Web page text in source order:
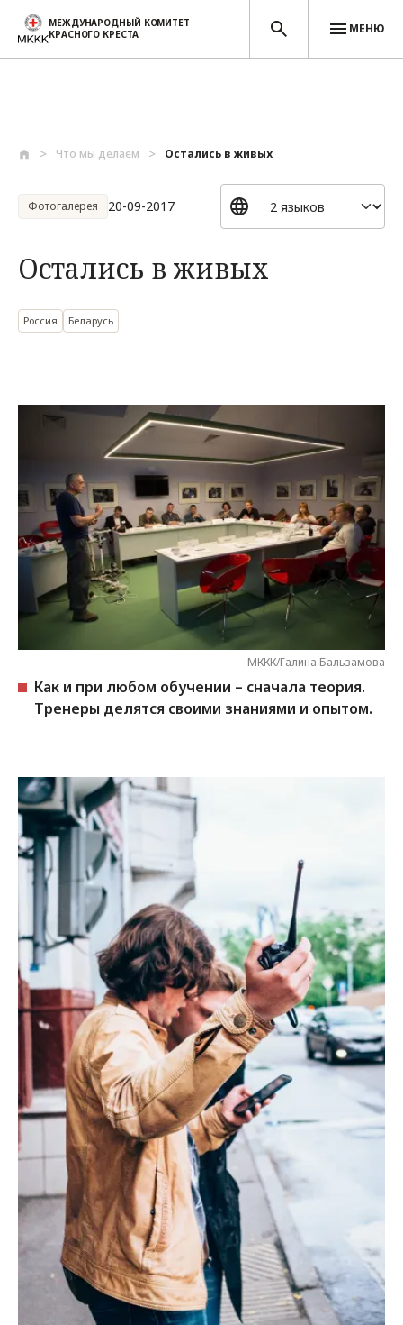
МЕЖДУНАРОДНЫЙ КОМИТЕТ
КРАСНОГО КРЕСТА
МЕНЮ
Что мы делаем Остались в живых
Фотогалерея 20-09-2017
Остались в живых
Россия Беларусь
МККК/Галина Бальзамова
Как и при любом обучении – сначала теория.
Тренеры делятся своими знаниями и опытом.